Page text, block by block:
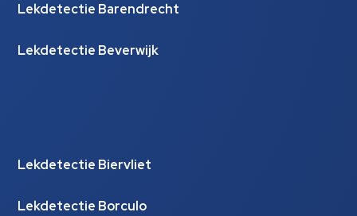
Lekdetectie Barendrecht
Lekdetectie Beverwijk
Lekdetectie Biervliet
Lekdetectie Borculo